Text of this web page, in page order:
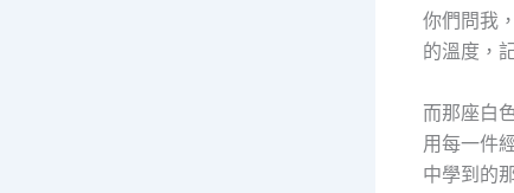
你們問我
的溫度，
而那座白
用每一件
中學到的